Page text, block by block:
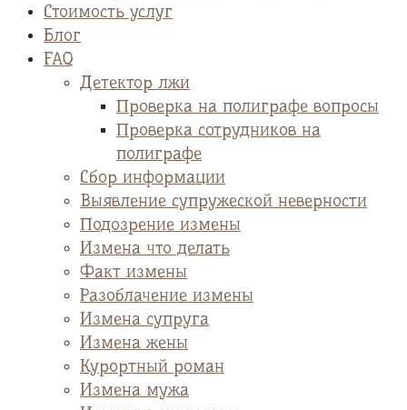
Стоимость услуг
Блог
FAQ
Детектор лжи
Проверка на полиграфе вопросы
Проверка сотрудников на
полиграфе
Сбор информации
Выявление супружеской неверности
Подозрение измены
Измена что делать
Факт измены
Разоблачение измены
Измена супруга
Измена жены
Курортный роман
Измена мужа